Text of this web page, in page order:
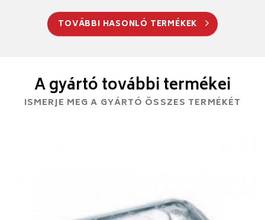
TOVÁBBI HASONLÓ TERMÉKEK
A gyártó további termékei
ISMERJE MEG A GYÁRTÓ ÖSSZES TERMÉKÉT